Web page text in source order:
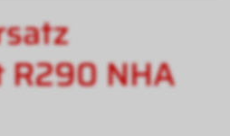
NHA